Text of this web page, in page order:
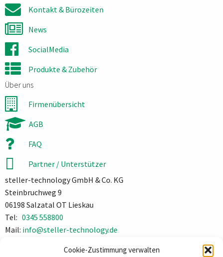
Cookie-Zustimmung verwalten
Kontakt & Bürozeiten
News
SocialMedia
Produkte & Zubehör
Über uns
Firmenübersicht
AGB
FAQ
Partner / Unterstützer
steller-technology GmbH & Co. KG
Steinbruchweg 9
06198 Salzatal OT Lieskau
Tel: 0345 558800
Mail: info@steller-technology.de